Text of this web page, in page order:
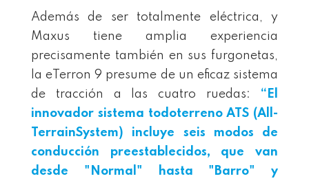
Además de ser totalmente eléctrica, y
Maxus tiene amplia experiencia
precisamente también en sus furgonetas,
la eTerron 9 presume de un eficaz sistema
de tracción a las cuatro ruedas: “El
innovador sistema todoterreno ATS (All-
TerrainSystem) incluye seis modos de
conducción preestablecidos, que van
desde "Normal" hasta "Barro" y